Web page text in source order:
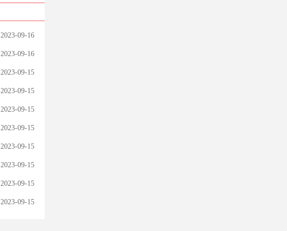
2023-09-16
2023-09-16
2023-09-15
2023-09-15
2023-09-15
2023-09-15
2023-09-15
2023-09-15
2023-09-15
2023-09-15